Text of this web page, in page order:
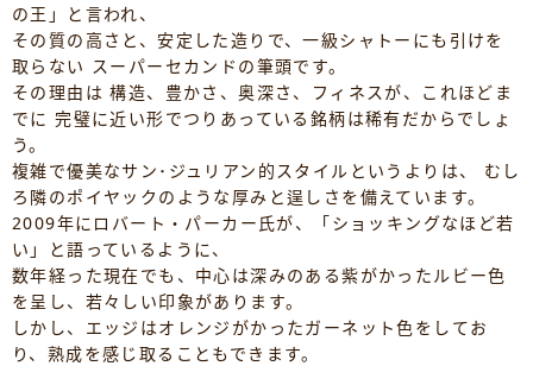
の王」と言われ、
その質の高さと、安定した造りで、一級シャトーにも引けを
取らない スーパーセカンドの筆頭です。
その理由は 構造、豊かさ、奥深さ、フィネスが、これほどま
でに 完璧に近い形でつりあっている銘柄は稀有だからでしょ
う。
複雑で優美なサン･ジュリアン的スタイルというよりは、 むし
ろ隣のポイヤックのような厚みと逞しさを備えています。
2009年にロバート・パーカー氏が、「ショッキングなほど若
い」と語っているように、
数年経った現在でも、中心は深みのある紫がかったルビー色
を呈し、若々しい印象があります。
しかし、エッジはオレンジがかったガーネット色をしてお
り、熟成を感じ取ることもできます。